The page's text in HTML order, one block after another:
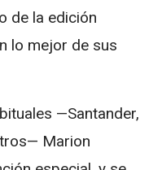
de la edición
lo mejor de sus
—Santander,
Marion